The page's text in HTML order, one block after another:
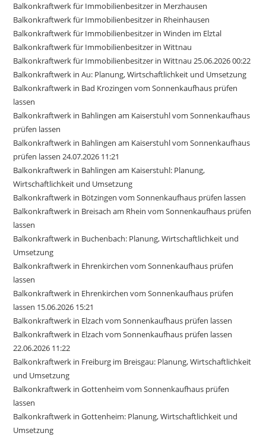
Balkonkraftwerk für Immobilienbesitzer in Merzhausen
Balkonkraftwerk für Immobilienbesitzer in Rheinhausen
Balkonkraftwerk für Immobilienbesitzer in Winden im Elztal
Balkonkraftwerk für Immobilienbesitzer in Wittnau
Balkonkraftwerk für Immobilienbesitzer in Wittnau 25.06.2026 00:22
Balkonkraftwerk in Au: Planung, Wirtschaftlichkeit und Umsetzung
Balkonkraftwerk in Bad Krozingen vom Sonnenkaufhaus prüfen
lassen
Balkonkraftwerk in Bahlingen am Kaiserstuhl vom Sonnenkaufhaus
prüfen lassen
Balkonkraftwerk in Bahlingen am Kaiserstuhl vom Sonnenkaufhaus
prüfen lassen 24.07.2026 11:21
Balkonkraftwerk in Bahlingen am Kaiserstuhl: Planung,
Wirtschaftlichkeit und Umsetzung
Balkonkraftwerk in Bötzingen vom Sonnenkaufhaus prüfen lassen
Balkonkraftwerk in Breisach am Rhein vom Sonnenkaufhaus prüfen
lassen
Balkonkraftwerk in Buchenbach: Planung, Wirtschaftlichkeit und
Umsetzung
Balkonkraftwerk in Ehrenkirchen vom Sonnenkaufhaus prüfen
lassen
Balkonkraftwerk in Ehrenkirchen vom Sonnenkaufhaus prüfen
lassen 15.06.2026 15:21
Balkonkraftwerk in Elzach vom Sonnenkaufhaus prüfen lassen
Balkonkraftwerk in Elzach vom Sonnenkaufhaus prüfen lassen
22.06.2026 11:22
Balkonkraftwerk in Freiburg im Breisgau: Planung, Wirtschaftlichkeit
und Umsetzung
Balkonkraftwerk in Gottenheim vom Sonnenkaufhaus prüfen
lassen
Balkonkraftwerk in Gottenheim: Planung, Wirtschaftlichkeit und
Umsetzung